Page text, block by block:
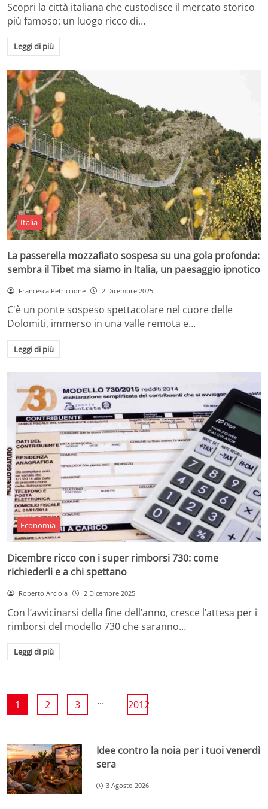
Scopri la città italiana che custodisce il mercato storico
più famoso: un luogo ricco di…
Leggi di più
Italia
La passerella mozzafiato sospesa su una gola profonda:
sembra il Tibet ma siamo in Italia, un paesaggio ipnotico
Francesca Petriccione 2 Dicembre 2025
C'è un ponte sospeso spettacolare nel cuore delle
Dolomiti, immerso in una valle remota e…
Leggi di più
Economia
Dicembre ricco con i super rimborsi 730: come
richiederli e a chi spettano
Roberto Arciola 2 Dicembre 2025
Con l’avvicinarsi della fine dell’anno, cresce l’attesa per i
rimborsi del modello 730 che saranno…
Leggi di più
1 2 3 ... 2012
Idee contro la noia per i tuoi venerdì
sera
3 Agosto 2026